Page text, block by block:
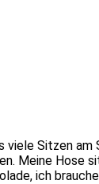
Sitzen
Meine
ich